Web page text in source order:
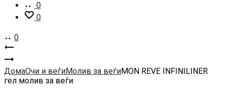
0
0
0
Product
navigation
BROW
SKETCHER
гел
MON
REVE
INFINILINER
ДомаОчи и веѓиМолив за веѓиMON REVE INFINILINER
гел молив за веѓи